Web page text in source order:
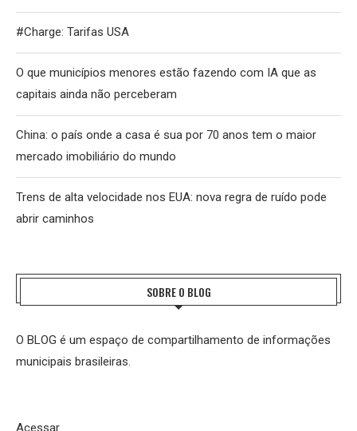
#Charge: Tarifas USA
O que municípios menores estão fazendo com IA que as
capitais ainda não perceberam
China: o país onde a casa é sua por 70 anos tem o maior
mercado imobiliário do mundo
Trens de alta velocidade nos EUA: nova regra de ruído pode
abrir caminhos
SOBRE O BLOG
O BLOG é um espaço de compartilhamento de informações
municipais brasileiras.
Acessar